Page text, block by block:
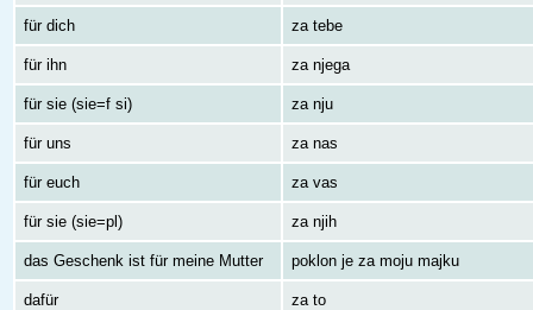
für dich za tebe
für ihn za njega
für sie (sie=f si) za nju
für uns za nas
für euch za vas
für sie (sie=pl) za njih
das Geschenk ist für meine Mutter poklon je za moju majku
dafür za to